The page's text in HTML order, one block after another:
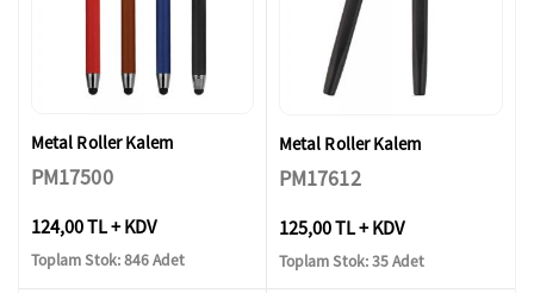
Metal Roller Kalem
PM17500
124,00 TL + KDV
Toplam Stok: 846 Adet
Metal Roller Kalem
PM17612
125,00 TL + KDV
Toplam Stok: 35 Adet